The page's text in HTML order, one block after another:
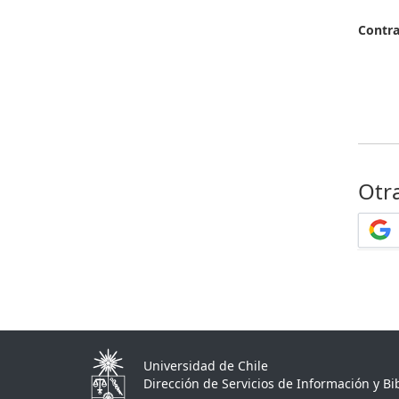
Universidad de Chile
Dirección de Servicios de Información y